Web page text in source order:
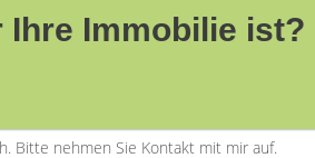
Ihre Immobilie ist?